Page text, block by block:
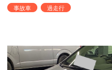
事故車
過走行